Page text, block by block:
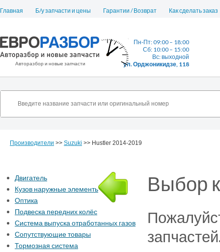
Главная Б/у запчасти и цены Гарантии / Возврат Как сделать заказ
Авторазбор и новые запчасти
Пн-Пт: 09:00 – 18:00
Сб: 10:00 – 15:00
Вс: выходной
ул. Орджоникидзе, 118
Производители >> Suzuki >> Hustler 2014-2019
Выбор
Двигатель
Кузов наружные элементы
Оптика
Подвеска передних колёс
Система выпуска отработанных газов
Сопутствующие товары
Тормозная система